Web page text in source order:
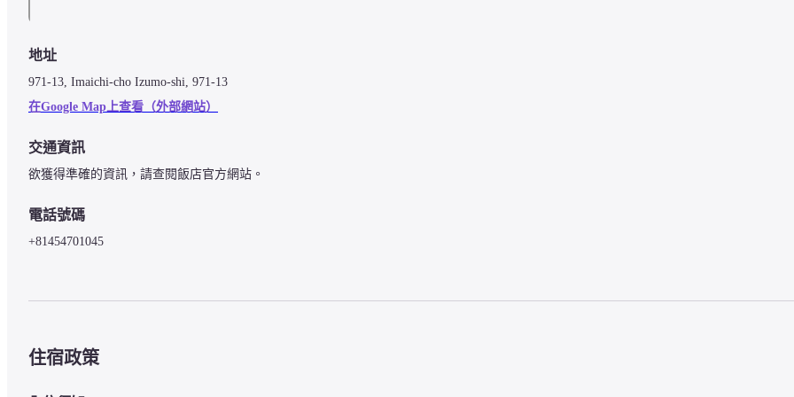
地址
971-13, Imaichi-cho Izumo-shi, 971-13
在Google Map上查看（外部網站）
交通資訊
欲獲得準確的資訊，請查閱飯店官方網站。
電話號碼
+81454701045
住宿政策